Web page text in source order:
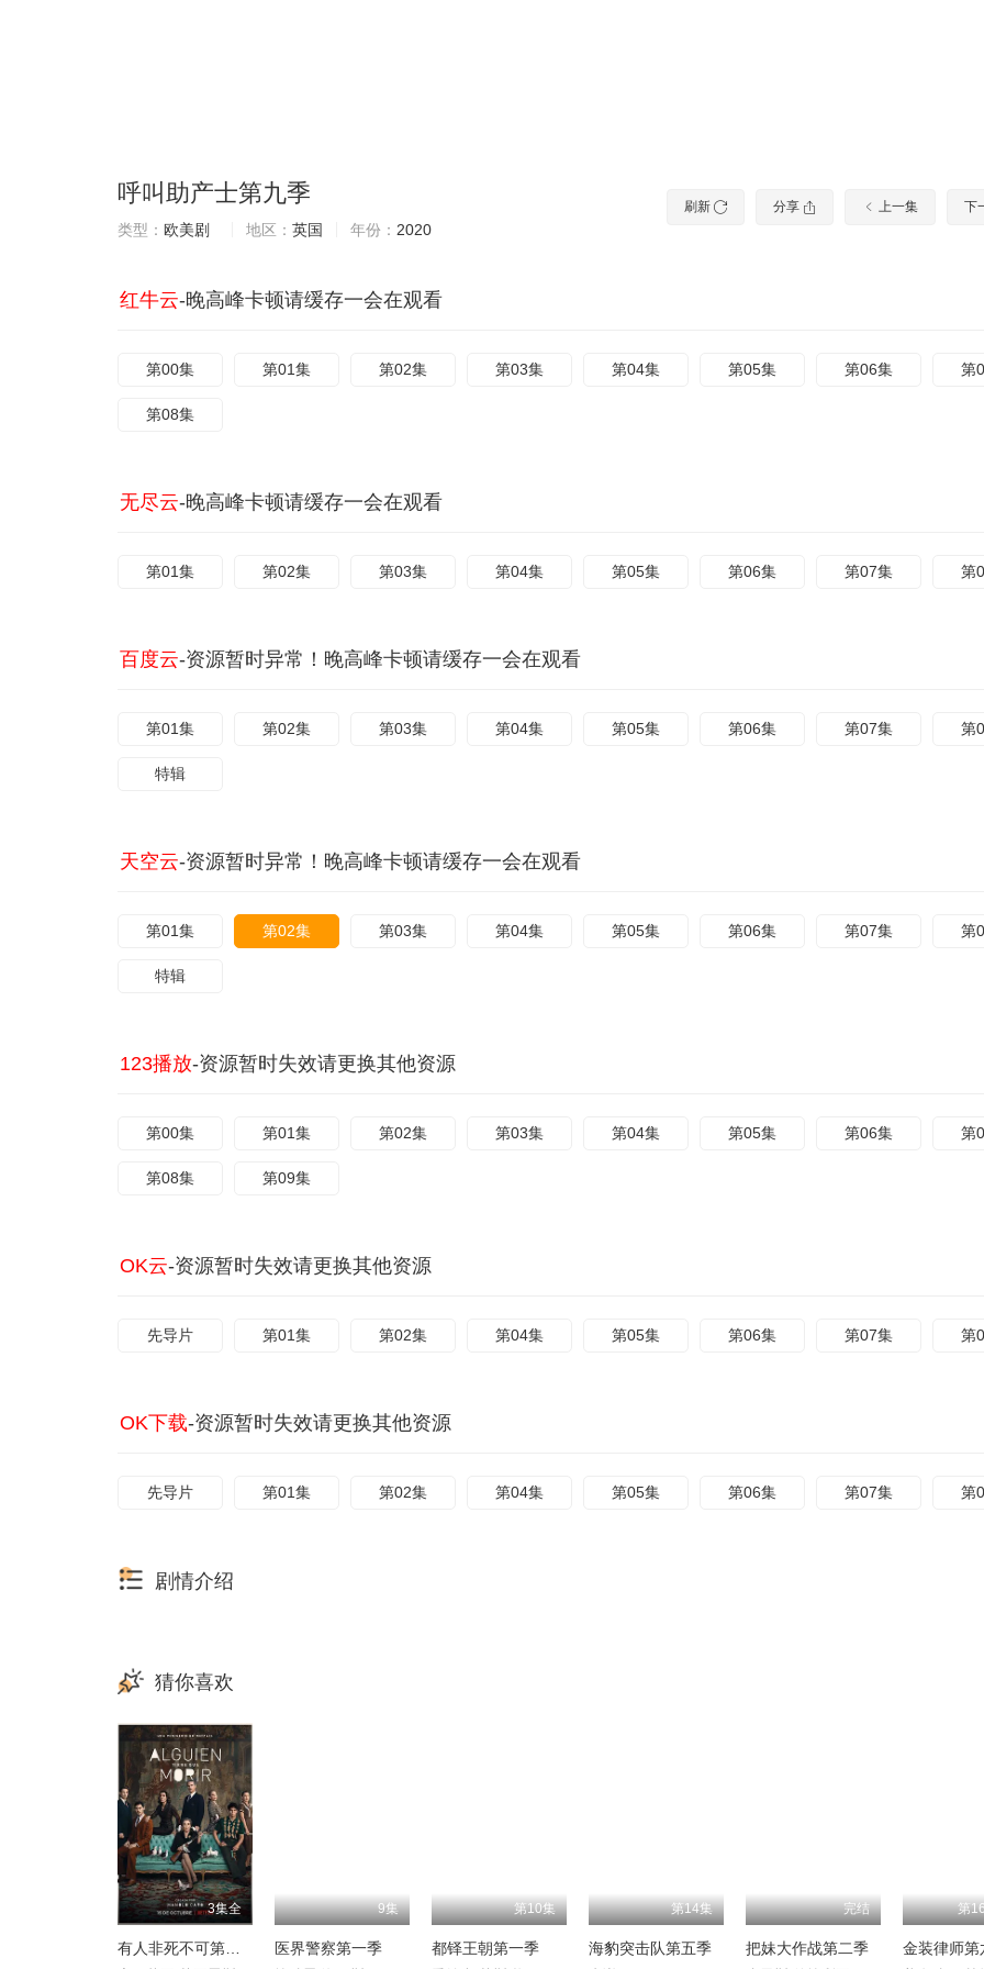
刷新 分享 上一集 下
呼叫助产士第九季
类型： 欧美剧 地区： 英国 年份： 2020
红牛云-晚高峰卡顿请缓存一会在观看
第00集 第01集 第02集 第03集 第04集 第05集 第06集 第
第08集
无尽云-晚高峰卡顿请缓存一会在观看
第01集 第02集 第03集 第04集 第05集 第06集 第07集 第
百度云-资源暂时异常！晚高峰卡顿请缓存一会在观看
第01集 第02集 第03集 第04集 第05集 第06集 第07集 第
特辑
天空云-资源暂时异常！晚高峰卡顿请缓存一会在观看
第01集 第02集 第03集 第04集 第05集 第06集 第07集 第
特辑
123播放-资源暂时失效请更换其他资源
第00集 第01集 第02集 第03集 第04集 第05集 第06集 第
第08集 第09集
OK云-资源暂时失效请更换其他资源
先导片 第01集 第02集 第04集 第05集 第06集 第07集 第
OK下载-资源暂时失效请更换其他资源
先导片 第01集 第02集 第04集 第05集 第06集 第07集 第
剧情介绍
猜你喜欢
3集全
有人非死不可第一季
9集
医界警察第一季
第10集
都铎王朝第一季
第14集
海豹突击队第五季
完结
把妹大作战第二季
第
金装律师第